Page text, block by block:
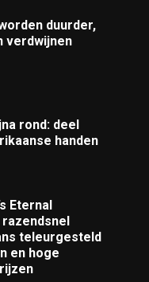
duurder,
verdwijnen
rond: deel
handen
Eternal
teleurgesteld
en hoge